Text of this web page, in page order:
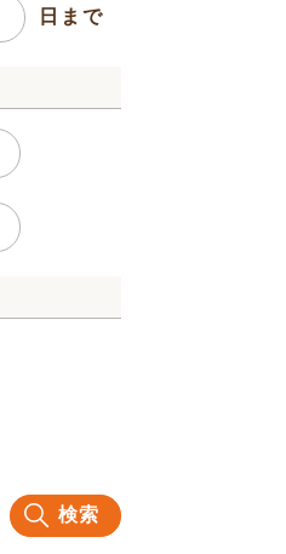
日まで
検索